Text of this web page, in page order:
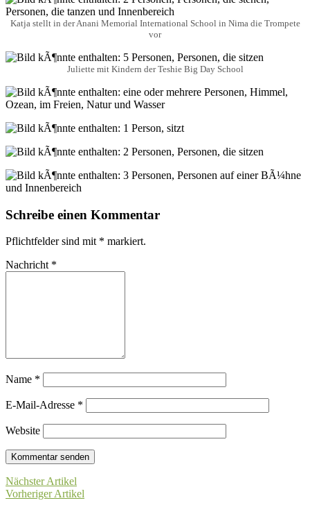
Katja stellt in der Anani Memorial International School in Nima die Trompete
vor
Juliette mit Kindern der Teshie Big Day School
Schreibe einen Kommentar
Pflichtfelder sind mit * markiert.
Nachricht *
Name *
E-Mail-Adresse *
Website
Nächster Artikel
Vorheriger Artikel